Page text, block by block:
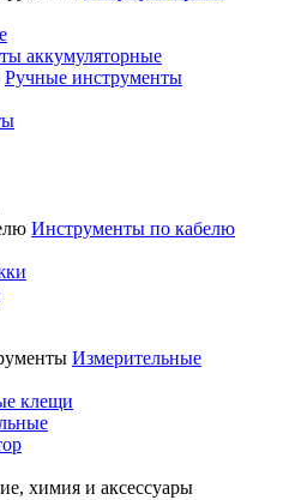
аккумуляторные
Ручные инструменты
Инструменты по кабелю
Измерительные
клещи